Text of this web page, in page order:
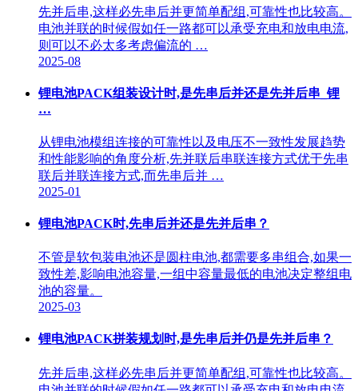
先并后串,这样必先串后并更简单配组,可靠性也比较高。
电池并联的时候假如任一路都可以承受充电和放电电流,
则可以不必太多考虑偏流的 …
2025-08
锂电池PACK组装设计时,是先串后并还是先并后串_锂
…
从锂电池模组连接的可靠性以及电压不一致性发展趋势
和性能影响的角度分析,先并联后串联连接方式优于先串
联后并联连接方式,而先串后并 …
2025-01
锂电池PACK时,先串后并还是先并后串？
不管是软包装电池还是圆柱电池,都需要多串组合,如果一
致性差,影响电池容量,一组中容量最低的电池决定整组电
池的容量。
2025-03
锂电池PACK拼装规划时,是先串后并仍是先并后串？
先并后串,这样必先串后并更简单配组,可靠性也比较高。